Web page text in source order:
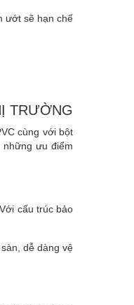
ướt sẽ hạn chế
TRƯỜNG
cùng với bột
ưu điểm
cấu trúc bảo
dễ dàng vệ